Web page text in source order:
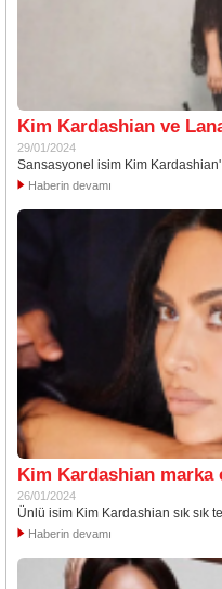
Kim Kardashian ve
29/01/2024
Sansasyonel isim Kim
Haberin devamı
Kim Kardashian marka
26/01/2024
Ünlü isim Kim Kardashian sık sık
Haberin devamı